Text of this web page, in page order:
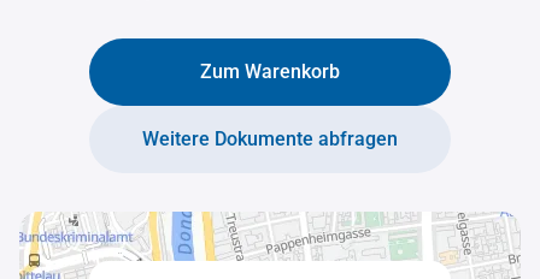
Zum Warenkorb
Weitere Dokumente abfragen